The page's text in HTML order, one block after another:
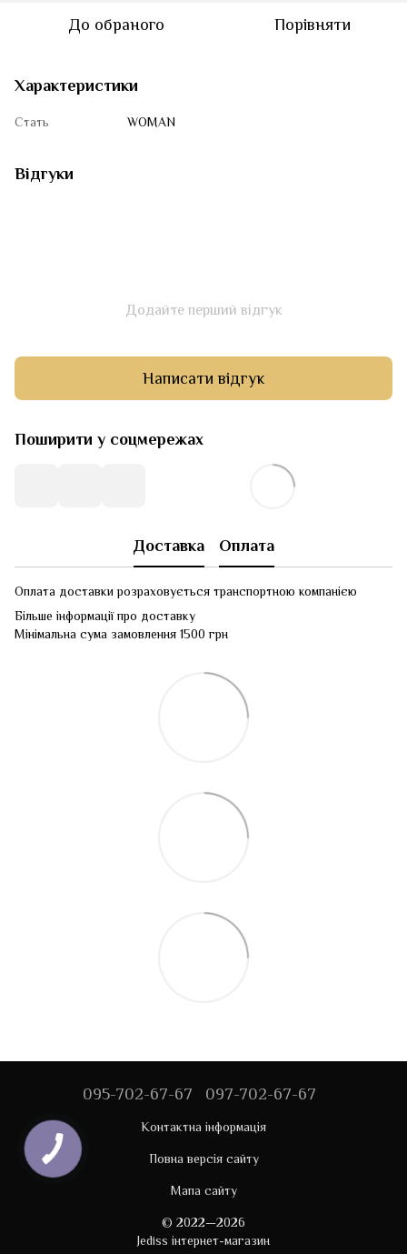
До обраного Порівняти
Характеристики
Стать WOMAN
Відгуки
Додайте перший відгук
Написати відгук
Поширити у соцмережах
Доставка Оплата
Оплата доставки розраховується транспортною компанією
Більше інформації про доставку
Мінімальна сума замовлення 1500 грн
095-702-67-67 097-702-67-67
Контактна інформація
Повна версія сайту
Мапа сайту
© 2022—2026
Jediss інтернет-магазин